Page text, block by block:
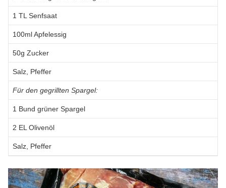
1 TL Senfsaat
100ml Apfelessig
50g Zucker
Salz, Pfeffer
Für den gegrillten Spargel:
1 Bund grüner Spargel
2 EL Olivenöl
Salz, Pfeffer